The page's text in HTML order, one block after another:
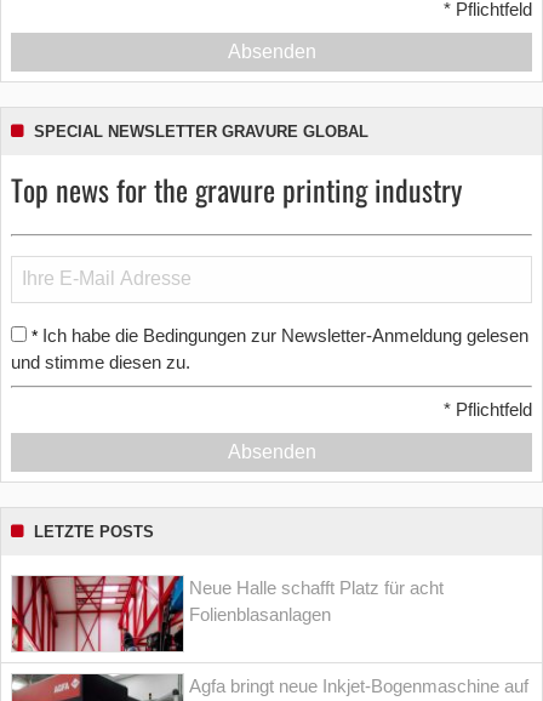
* Pflichtfeld
Absenden
SPECIAL NEWSLETTER GRAVURE GLOBAL
Top news for the gravure printing industry
* Ich habe die Bedingungen zur Newsletter-Anmeldung gelesen
und stimme diesen zu.
* Pflichtfeld
Absenden
LETZTE POSTS
Neue Halle schafft Platz für acht
Folienblasanlagen
Agfa bringt neue Inkjet-Bogenmaschine auf